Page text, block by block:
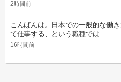
2時間前
こんばんは。日本での一般的な働
て仕事する、という職種では…
16時間前